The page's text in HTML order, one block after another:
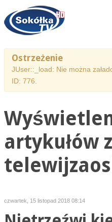
Ostrzeżenie
JUser::_load: Nie można
ID: 776.
artykułów
czwartek, 15 listopad 2018 08:14